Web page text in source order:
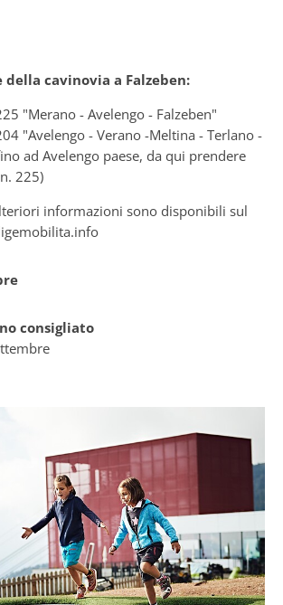
della cavinovia a Falzeben:
"Merano - Avelengo - Falzeben"
"Avelengo - Verano -Meltina - Terlano -
ad Avelengo paese, da qui prendere
225)
informazioni sono disponibili sul
consigliato